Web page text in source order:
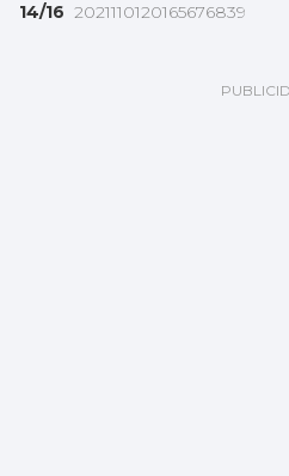
14/16 2021110120165676839